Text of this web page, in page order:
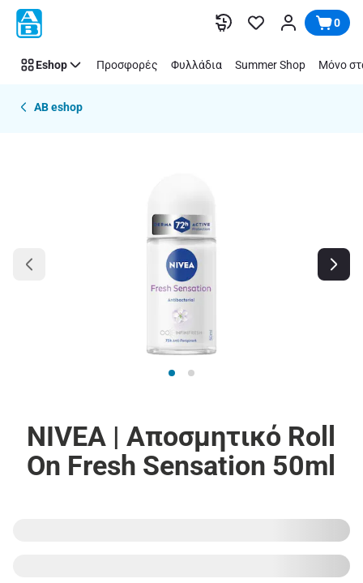
Παράλειψη 0
Eshop Προσφορές Φυλλάδια Summer Shop Μόνο
AB eshop
NIVEA | Αποσμητικό Roll
On Fresh Sensation 50ml